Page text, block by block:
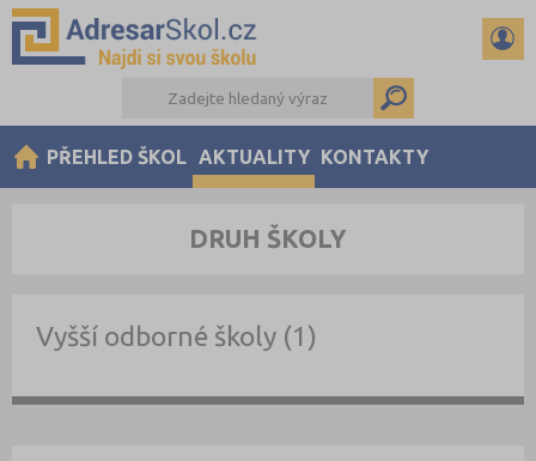
PŘEHLED ŠKOL AKTUALITY KONTAKTY
DRUH ŠKOLY
Vyšší odborné školy (1)